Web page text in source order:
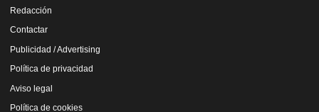
Redacción
Contactar
Publicidad / Advertising
Política de privacidad
Aviso legal
Política de cookies